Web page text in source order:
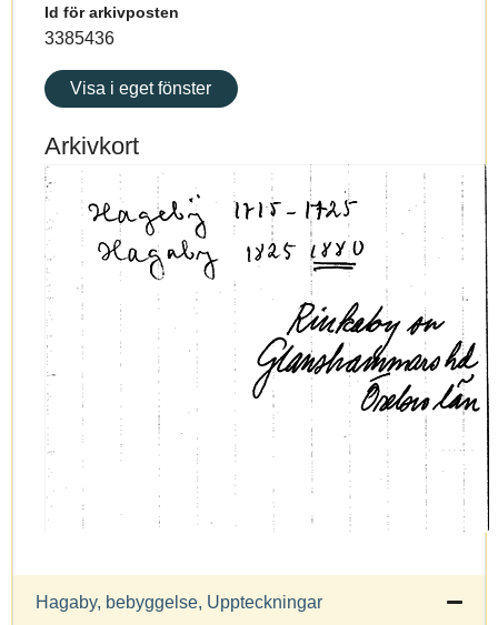
Id för arkivposten
3385436
Visa i eget fönster
Arkivkort
Hagaby, bebyggelse, Uppteckningar